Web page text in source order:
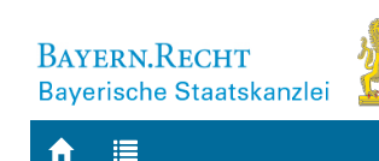
Zur
Zur